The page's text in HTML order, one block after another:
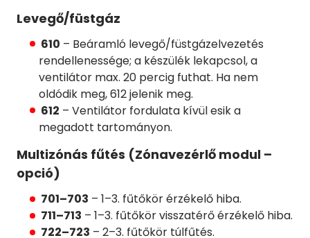
Levegő/füstgáz
610 – Beáramló levegő/füstgázelvezetés
rendellenessége; a készülék lekapcsol, a
ventilátor max. 20 percig futhat. Ha nem
oldódik meg, 612 jelenik meg.
612 – Ventilátor fordulata kívül esik a
megadott tartományon.
Multizónás fűtés (Zónavezérlő modul –
opció)
701–703 – 1–3. fűtőkör érzékelő hiba.
711–713 – 1–3. fűtőkör visszatérő érzékelő hiba.
722–723 – 2–3. fűtőkör túlfűtés.